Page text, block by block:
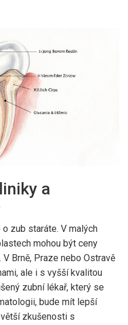
a
zub staráte. V malých
mohou být ceny
Brně, Praze nebo Ostravě
ale i s vyšší kvalitou
zubní lékař, který se
bude mít lepší
zkušenosti s